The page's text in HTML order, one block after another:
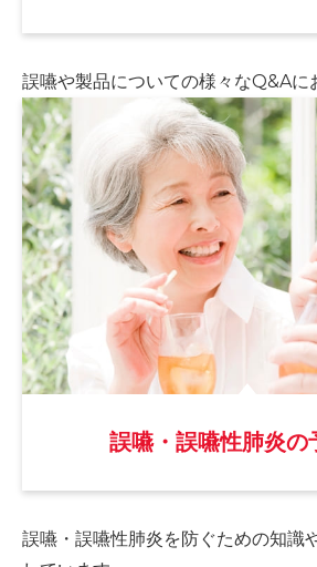
誤嚥や製品についての様々なQ&Aに
誤嚥・誤嚥性肺炎の
誤嚥・誤嚥性肺炎を防ぐための知識